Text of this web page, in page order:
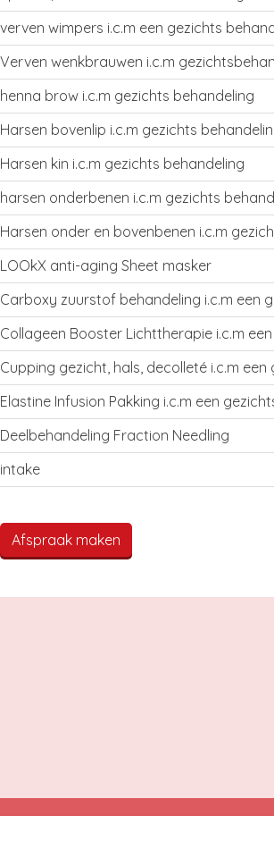
verven wimpers i.c.m een gezichts
Verven wenkbrauwen i.c.m
henna brow i.c.m gezichts behandeling
Harsen bovenlip i.c.m gezichts
Harsen kin i.c.m gezichts behandeling
harsen onderbenen i.c.m gezichts
Harsen onder en bovenbenen i.c.m
LOOkX anti-aging Sheet masker
Carboxy zuurstof behandeling i.c.m een
Collageen Booster Lichttherapie i.c.m
Cupping gezicht, hals, decolleté i.c.m
Elastine Infusion Pakking i.c.m een
Deelbehandeling Fraction Needling
intake
Afspraak maken